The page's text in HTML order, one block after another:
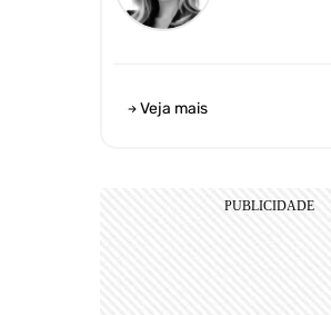
Veja mais